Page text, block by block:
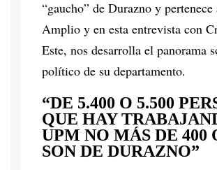
“gaucho” de Durazno y
Amplio y en esta entrevista con
Este, nos desarrolla el panorama
político de su departamento.
“DE 5.400 O 5.500
QUE HAY
UPM NO MÁS DE 400
SON DE DURAZNO”